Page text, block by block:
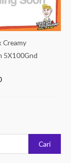
Cari
Creamy
5X100Gnd